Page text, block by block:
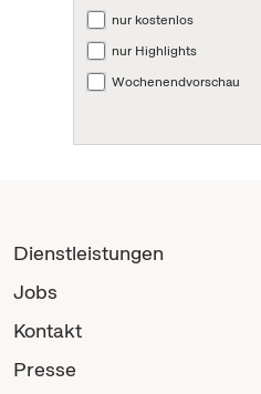
nur kostenlos
nur Highlights
Wochenendvorschau
Dienstleistungen
Jobs
Kontakt
Presse